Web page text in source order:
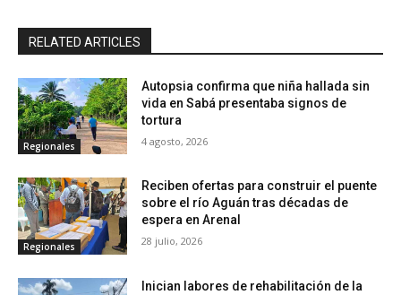
RELATED ARTICLES
Regionales
Autopsia confirma que niña hallada sin
vida en Sabá presentaba signos de
tortura
4 agosto, 2026
Regionales
Reciben ofertas para construir el puente
sobre el río Aguán tras décadas de
espera en Arenal
28 julio, 2026
Inician labores de rehabilitación de la